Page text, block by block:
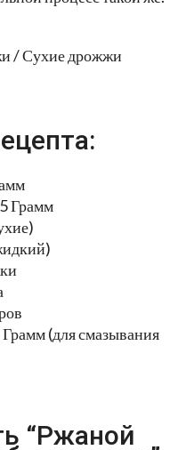
/ Сухие дрожжи
Грамм
(для смазывания
“Ржаной